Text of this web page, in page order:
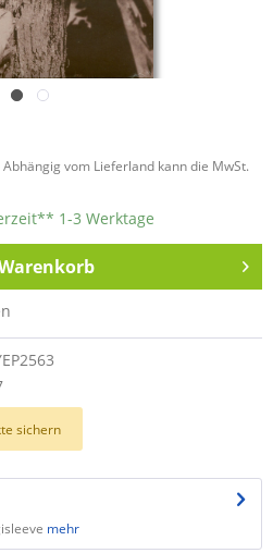
Abhängig vom Lieferland kann die MwSt.
1-3 Werktage
sichern
mehr